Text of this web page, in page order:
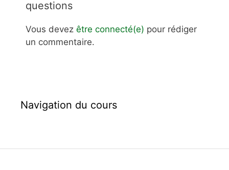
questions
Vous devez être connecté(e) pour rédiger
un commentaire.
Navigation du cours